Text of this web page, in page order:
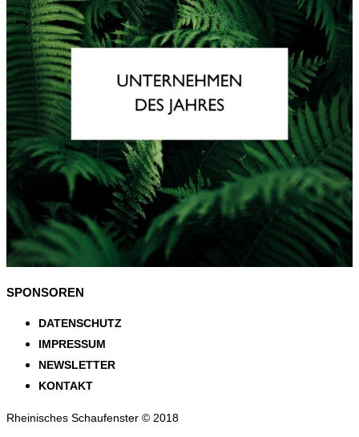
SPONSOREN
DATENSCHUTZ
IMPRESSUM
NEWSLETTER
KONTAKT
Rheinisches Schaufenster © 2018